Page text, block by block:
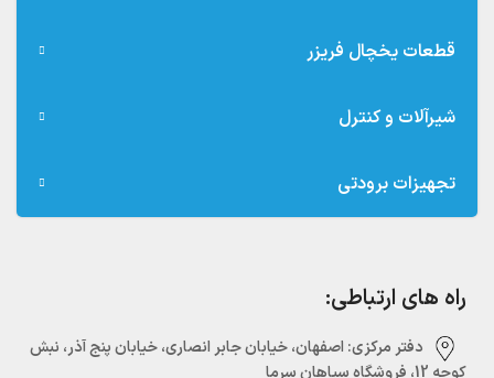
قطعات یخچال فریزر
شیرآلات و کنترل
تجهیزات برودتی
راه های ارتباطی:
دفتر مرکزی:‌ اصفهان، خیابان جابر انصاری، خیابان پنج آذر، نبش
کوچه 12، فروشگاه سپاهان سرما